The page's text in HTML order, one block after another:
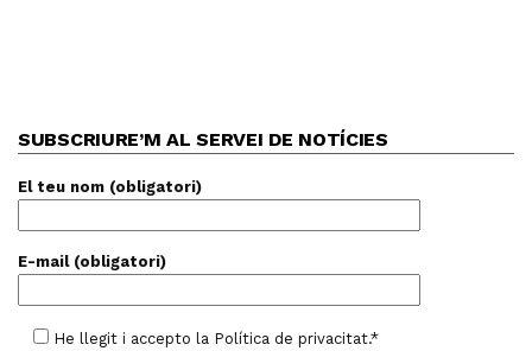
SUBSCRIURE’M AL SERVEI DE NOTÍCIES
El teu nom (obligatori)
E-mail (obligatori)
He llegit i accepto la Política de privacitat.*